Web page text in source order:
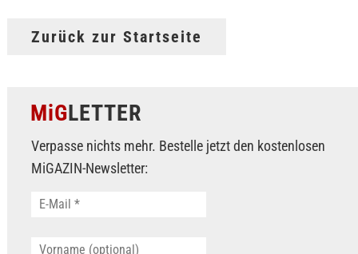
Zurück zur Startseite
MiGLETTER
Verpasse nichts mehr. Bestelle jetzt den kostenlosen
MiGAZIN-Newsletter: